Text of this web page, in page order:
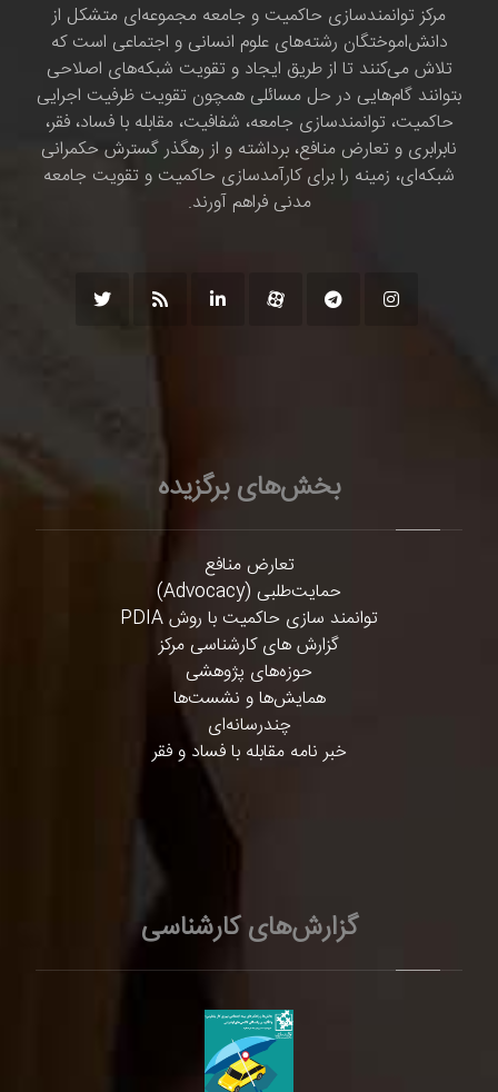
مرکز توانمندسازی حاکمیت و جامعه مجموعه‌ای متشکل از
دانش‌اموختگان رشته‌های علوم انسانی و اجتماعی است که
تلاش می‌کنند تا از طریق ایجاد و تقویت شبکه‌های اصلاحی
بتوانند گام‌هایی در حل مسائلی همچون تقویت ظرفیت اجرایی
حاکمیت، توانمندسازی جامعه، شفافیت، مقابله با فساد، فقر،
نابرابری و تعارض منافع، برداشته و از رهگذر گسترش حکمرانی
شبکه‌ای، زمینه را برای کارآمدسازی حاکمیت و تقویت جامعه
مدنی فراهم آورند.
بخش‌های برگزیده
تعارض منافع
حمایت‌طلبی (Advocacy)
توانمند سازی حاکمیت با روش PDIA
گزارش های کارشناسی مرکز
حوزه‌های پژوهشی
همایش‌ها و نشست‌ها
چندرسانه‌ای
خبر نامه مقابله با فساد و فقر
گزارش‌های کارشناسی